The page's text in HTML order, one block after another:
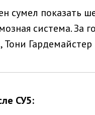
сумел показать
система. За
СУ5: